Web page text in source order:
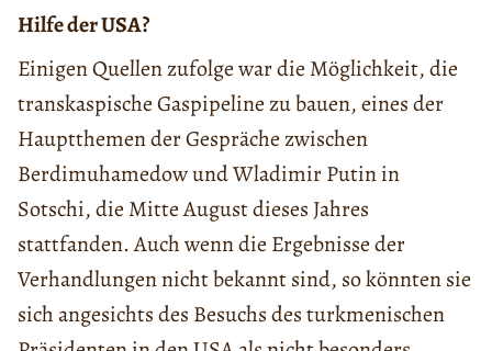
Hilfe der USA?
Einigen Quellen zufolge war die Möglichkeit, die
transkaspische Gaspipeline zu bauen, eines der
Hauptthemen der Gespräche zwischen
Berdimuhamedow und Wladimir Putin in
Sotschi, die Mitte August dieses Jahres
stattfanden. Auch wenn die Ergebnisse der
Verhandlungen nicht bekannt sind, so könnten sie
sich angesichts des Besuchs des turkmenischen